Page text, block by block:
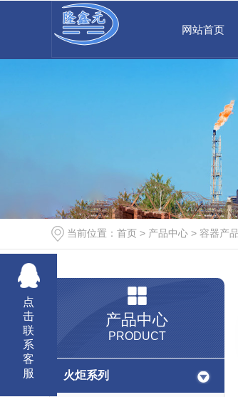
网站首页
当前位置： 首页 > 产品中心 > 容器产品
产品中心
PRODUCT
火炬系列
点
击
联
系
客
服